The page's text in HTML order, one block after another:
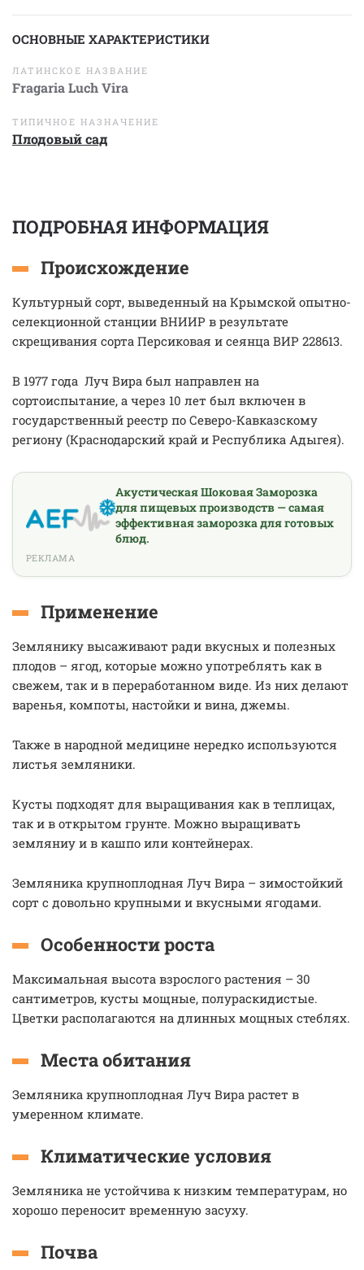
ОСНОВНЫЕ ХАРАКТЕРИСТИКИ
ЛАТИНСКОЕ НАЗВАНИЕ
Fragaria Luch Vira
ТИПИЧНОЕ НАЗНАЧЕНИЕ
Плодовый сад
ПОДРОБНАЯ ИНФОРМАЦИЯ
Происхождение
Культурный сорт, выведенный на Крымской опытно-
селекционной станции ВНИИР в результате
скрещивания сорта Персиковая и сеянца ВИР 228613.
В 1977 года Луч Вира был направлен на
сортоиспытание, а через 10 лет был включен в
государственный реестр по Северо-Кавказскому
региону (Краснодарский край и Республика Адыгея).
Акустическая Шоковая Заморозка
для пищевых производств — самая
эффективная заморозка для готовых
блюд.
РЕКЛАМА
Применение
Землянику высаживают ради вкусных и полезных
плодов – ягод, которые можно употреблять как в
свежем, так и в переработанном виде. Из них делают
варенья, компоты, настойки и вина, джемы.
Также в народной медицине нередко используются
листья земляники.
Кусты подходят для выращивания как в теплицах,
так и в открытом грунте. Можно выращивать
земляниу и в кашпо или контейнерах.
Земляника крупноплодная Луч Вира – зимостойкий
сорт с довольно крупными и вкусными ягодами.
Особенности роста
Максимальная высота взрослого растения – 30
сантиметров, кусты мощные, полураскидистые.
Цветки располагаются на длинных мощных стеблях.
Места обитания
Земляника крупноплодная Луч Вира растет в
умеренном климате.
Климатические условия
Земляника не устойчива к низким температурам, но
хорошо переносит временную засуху.
Почва